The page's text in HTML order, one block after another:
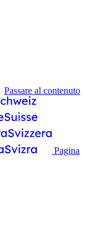
Passare al contenuto
Pagina